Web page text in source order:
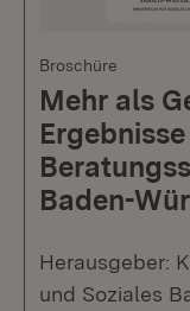
Broschüre
Mehr als
Baden-
Herausgeber:
und Soziales